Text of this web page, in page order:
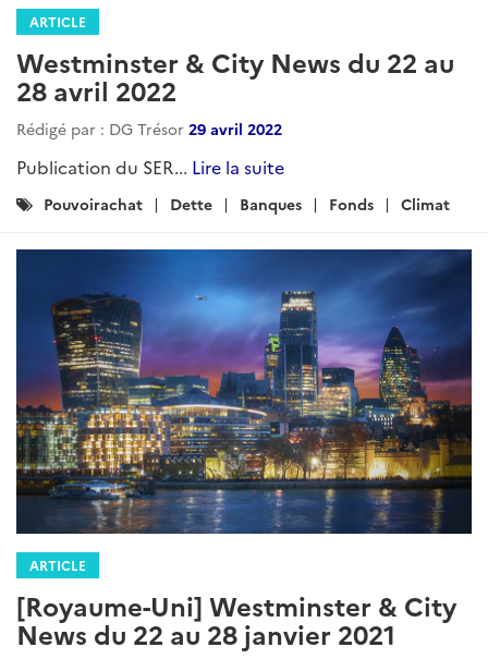
ARTICLE
Westminster & City News du 22 au
28 avril 2022
Rédigé par : DG Trésor 29 avril 2022
Publication du SER... Lire la suite
Catégories
Pouvoirachat Dette Banques Fonds Climat
ARTICLE
[Royaume-Uni] Westminster & City
News du 22 au 28 janvier 2021